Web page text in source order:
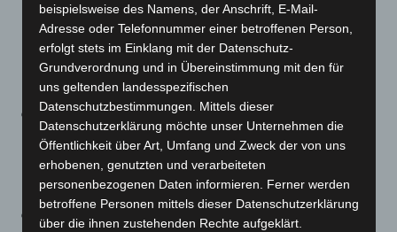
eine eingehende telefonische Befragung überzeugen.
Eine einmalige Verlängerung der Krankschreibung
kann telefonisch für weitere 7 Kalendertage
ausgestellt werden.
ASV: In der ambulanten spezialfachärztlichen
Versorgung bleibt der Behandlungsumfang um die
Möglichkeit zur telefonischen Beratung für alle
Patientengruppen erweitert.
Erleichterte Vorgaben für Verordnungen:
Heilmittel-
beispielsweise des Namens, der Anschrift, E-Mail-
Adresse oder Telefonnummer einer betroffenen Person,
erfolgt stets im Einklang mit der Datenschutz-
Grundverordnung und in Übereinstimmung mit den für
uns geltenden landesspezifischen
Datenschutzbestimmungen. Mittels dieser
Datenschutzerklärung möchte unser Unternehmen die
Öffentlichkeit über Art, Umfang und Zweck der von uns
erhobenen, genutzten und verarbeiteten
personenbezogenen Daten informieren. Ferner werden
betroffene Personen mittels dieser Datenschutzerklärung
über die ihnen zustehenden Rechte aufgeklärt.